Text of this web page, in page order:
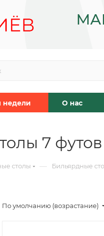
недели О нас
7 футов
столы — Бильярдные
По умолчанию (возрастание)